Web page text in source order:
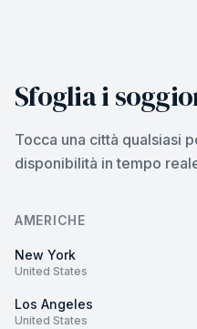
Sfoglia i
Tocca una città qualsiasi
disponibilità in tempo
AMERICHE
New York
United States
Los Angeles
United States